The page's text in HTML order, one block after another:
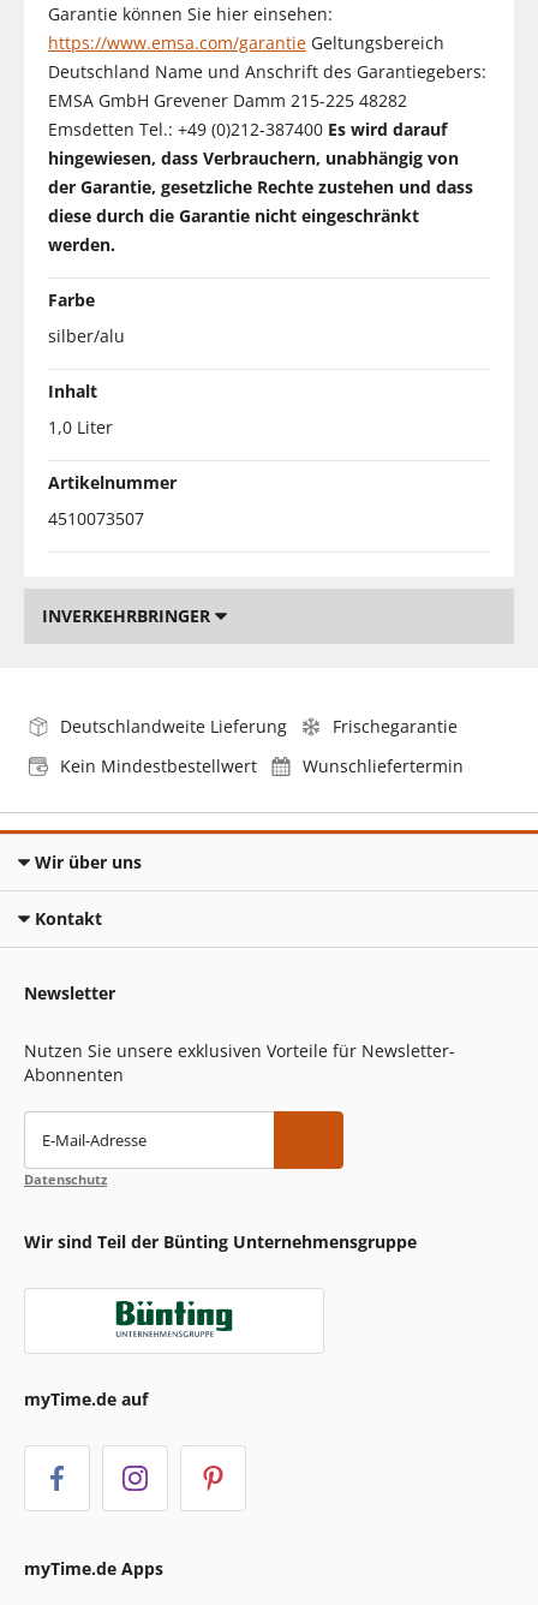
Garantie können Sie hier einsehen:
https://www.emsa.com/garantie Geltungsbereich
Deutschland Name und Anschrift des Garantiegebers:
EMSA GmbH Grevener Damm 215-225 48282
Emsdetten Tel.: +49 (0)212-387400 Es wird darauf
hingewiesen, dass Verbrauchern, unabhängig von
der Garantie, gesetzliche Rechte zustehen und dass
diese durch die Garantie nicht eingeschränkt
werden.
Farbe
silber/alu
Inhalt
1,0 Liter
Artikelnummer
4510073507
INVERKEHRBRINGER
Deutschlandweite Lieferung
Frischegarantie
Kein Mindestbestellwert
Wunschliefertermin
Wir über uns
Kontakt
Newsletter
Nutzen Sie unsere exklusiven Vorteile für Newsletter-
Abonnenten
E-Mail-Adresse
Datenschutz
Wir sind Teil der Bünting Unternehmensgruppe
myTime.de auf
myTime.de Apps